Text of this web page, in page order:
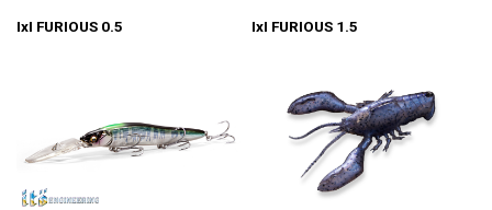
IxI FURIOUS 0.5 IxI FURIOUS 1.5